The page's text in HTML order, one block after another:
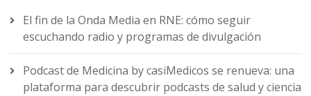
El fin de la Onda Media en RNE: cómo seguir
escuchando radio y programas de divulgación
Podcast de Medicina by casiMedicos se renueva: una
plataforma para descubrir podcasts de salud y ciencia